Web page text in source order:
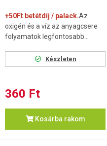
+50Ft betétdíj / palack.Az
oxigén és a víz az anyagcsere
folyamatok legfontosabb...
Készleten
360 Ft
Kosárba rakom